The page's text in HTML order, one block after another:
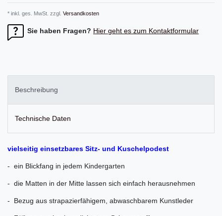
* inkl. ges. MwSt. zzgl. Versandkosten
Sie haben Fragen? Hier geht es zum Kontaktformular
Beschreibung
Technische Daten
vielseitig einsetzbares Sitz- und Kuschelpodest
- ein Blickfang in jedem Kindergarten
- die Matten in der Mitte lassen sich einfach herausnehmen
- Bezug aus strapazierfähigem, abwaschbarem Kunstleder